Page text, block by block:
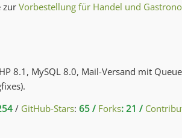
zurVorbestellung für Handel und
8.1, MySQL 8.0, Mail-Versand mit
/ GitHub-Stars: 65 / Forks: 21 /